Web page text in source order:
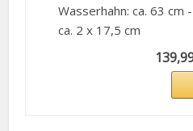
Wasserhahn: ca. 63 cm
ca. 2 x 17,5 cm